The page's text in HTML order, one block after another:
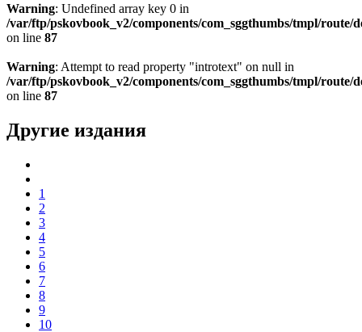
Warning: Undefined array key 0 in
/var/ftp/pskovbook_v2/components/com_sggthumbs/tmpl/route/
on line 87
Warning: Attempt to read property "introtext" on null in
/var/ftp/pskovbook_v2/components/com_sggthumbs/tmpl/route/
on line 87
Другие издания
1
2
3
4
5
6
7
8
9
10